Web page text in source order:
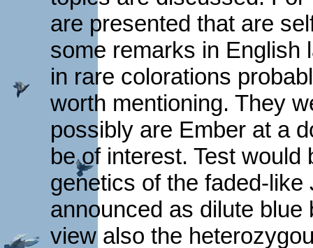
are presented that are
some remarks in English
in rare colorations
worth mentioning. They
possibly are Ember at a
be of interest. Test
genetics of the faded-
announced as dilute
view also the